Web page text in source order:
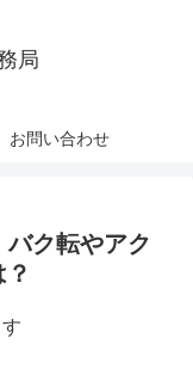
局
お問い合わせ
ク転やアク